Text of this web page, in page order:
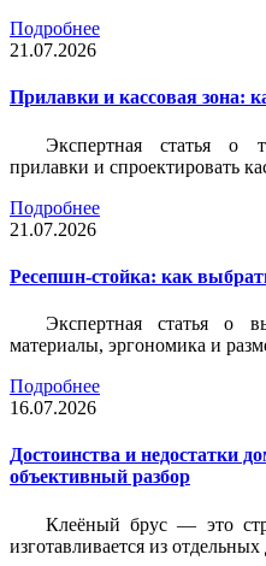
Подробнее
21.07.2026
Прилавки и кассовая зона:
Экспертная статья о
прилавки и спроектировать
Подробнее
21.07.2026
Ресепшн-стойка: как
Экспертная статья о
материалы, эргономика и
Подробнее
16.07.2026
Достоинства и недостатки
объективный разбор
Клеёный брус — это
изготавливается из отдельных